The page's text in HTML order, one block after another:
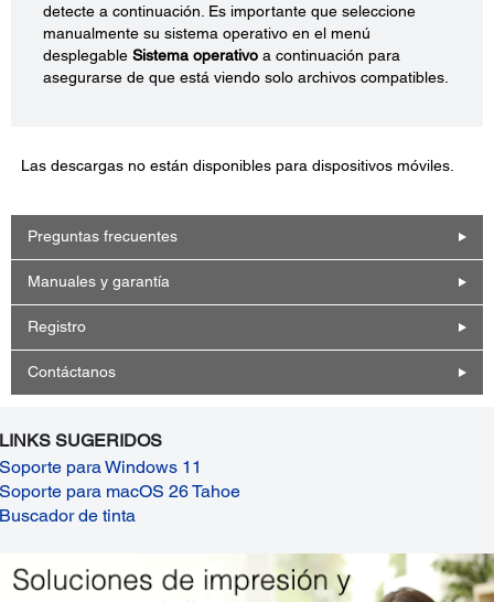
detecte a continuación. Es importante que seleccione
manualmente su sistema operativo en el menú
desplegable Sistema operativo a continuación para
asegurarse de que está viendo solo archivos compatibles.
Las descargas no están disponibles para dispositivos móviles.
Preguntas frecuentes
Manuales y garantía
Registro
Contáctanos
LINKS SUGERIDOS
Soporte para Windows 11
Soporte para macOS 26 Tahoe
Buscador de tinta